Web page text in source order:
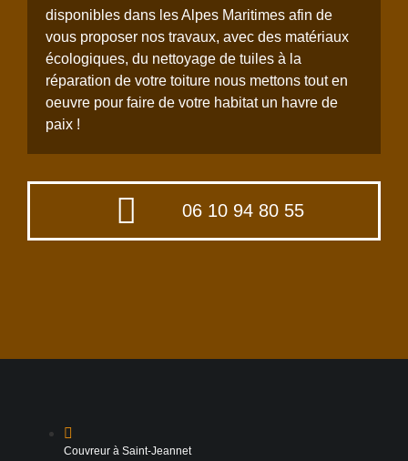
disponibles dans les Alpes Maritimes afin de
vous proposer nos travaux, avec des matériaux
écologiques, du nettoyage de tuiles à la
réparation de votre toiture nous mettons tout en
oeuvre pour faire de votre habitat un havre de
paix !
06 10 94 80 55
Couvreur à Saint-Jeannet